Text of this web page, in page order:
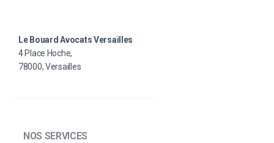
Le Bouard Avocats Versailles
4 Place Hoche,
78000, Versailles
NOS SERVICES